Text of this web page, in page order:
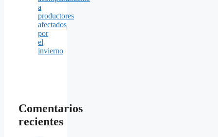
a
productores
afectados
por
el
invierno
Comentarios
recientes